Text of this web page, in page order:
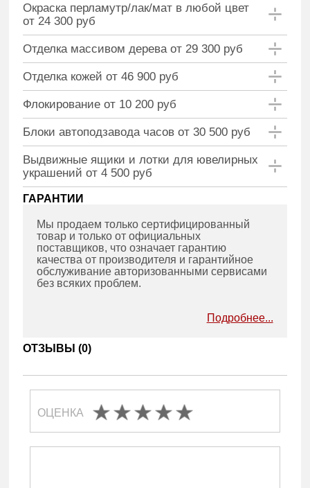
Окраска перламутр/лак/мат в любой цвет
от 24 300 руб
Отделка массивом дерева от 29 300 руб
Отделка кожей от 46 900 руб
Флокирование от 10 200 руб
Блоки автоподзавода часов от 30 500 руб
Выдвижные ящики и лотки для ювелирных
украшений от 4 500 руб
ГАРАНТИИ
Мы продаем только сертифицированный
товар и только от официальных
поставщиков, что означает гарантию
качества от производителя и гарантийное
обслуживание авторизованными сервисами
без всяких проблем.
Подробнее...
ОТЗЫВЫ (0)
ОЦЕНКА